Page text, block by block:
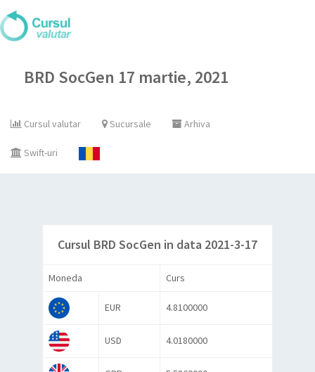
BRD SocGen 17 martie, 2021
Cursul valutar Sucursale Arhiva
Swift-uri
Cursul BRD SocGen in data 2021-3-17
Moneda Curs
EUR 4.8100000
USD 4.0180000